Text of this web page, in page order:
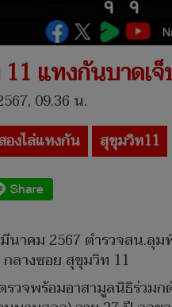
แทงกันบาดเ
09.36 น.
องไล่แทงกัน สุขุมวิท11
นาคม 2567 ตำรวจสน.ลุ
ลางซอย สุขุมวิท 11
วจพร้อมอาสามูลนิธิร่วม